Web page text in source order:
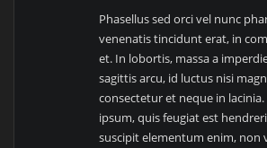
Phasellus sed orci vel nunc
venenatis tincidunt erat, in
et. In lobortis, massa a
sagittis arcu, id luctus nisi
consectetur et neque in
ipsum, quis feugiat est
suscipit elementum enim, non